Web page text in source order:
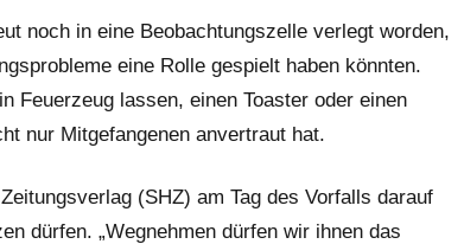
noch in eine Beobachtungszelle verlegt worden,
eine Rolle gespielt haben könnten.
Feuerzeug lassen, einen Toaster oder einen
nur Mitgefangenen anvertraut hat.
(SHZ) am Tag des Vorfalls darauf
dürfen. „Wegnehmen dürfen wir ihnen das